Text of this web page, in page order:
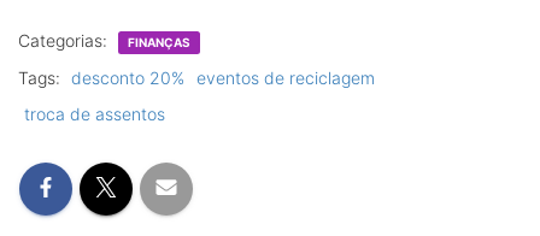
Categorias: FINANÇAS
Tags: desconto 20%
eventos de reciclagem
troca de assentos